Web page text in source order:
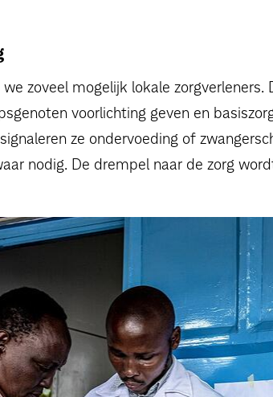
zoveel mogelijk lokale zorgverleners.
voorlichting geven en
ze ondervoeding of
nodig. De drempel naar de zorg